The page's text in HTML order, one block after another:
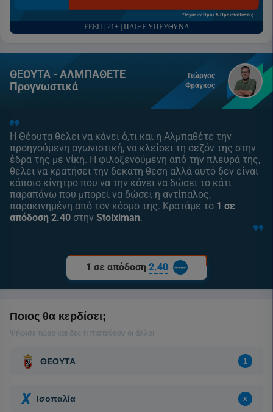
*Ισχύουν Όροι & Προϋποθέσεις
ΕΕΕΠ | 21+ | ΠΑΙΞΕ ΥΠΕΥΘΥΝΑ
ΘΕΟΥΤΑ - ΑΛΜΠΑΘΕΤΕ
Προγνωστικά
Γιώργος
Φράγκος
Η Θέουτα θέλει να κάνει ό,τι και η Αλμπαθέτε την
προηγούμενη αγωνιστική, να κλείσει τη σεζόν της στην
έδρα της με νίκη. Η φιλοξενούμενη από την πλευρά της,
θέλει να κρατήσει την δέκατη θέση αλλά αυτό δεν είναι
κάποιο κίνητρο που να την κάνει να δώσει το κάτι
παραπάνω που μπορεί να δώσει η αντίπαλος,
παρακινημένη από τον κόσμο της. Κρατάμε το 1 σε
απόδοση 2.40 στην Stoiximan.
1 σε απόδοση 2.40